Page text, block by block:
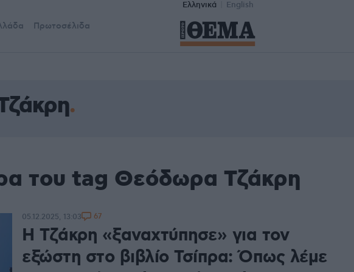
Ελληνικά English
Πρωτοσέλιδα
του tag Θεόδωρα Τζάκρη
H Τζάκρη «ξαναχτύπησε» για τον
εξώστη στο βιβλίο Τσίπρα: Όπως λέμε
05.12.2025, 13:03 67